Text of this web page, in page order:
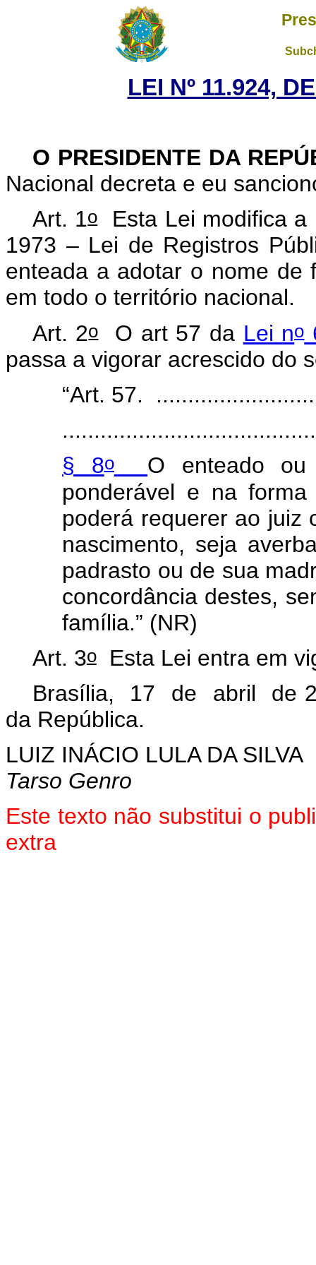
LEI Nº 11.924,
O PRESIDENTE DA
Nacional decreta e eu
Art. 1oEsta Lei modifica a
1973 – Lei de Registros
enteada a adotar o nome de
em todo o território nacional.
Art. 2oO art 57 da Lei no
passa a vigorar acrescido do
“Art. 57.
§ 8o
O enteado ou
ponderável e na
poderá requerer ao juiz
nascimento, seja
padrasto ou de sua
concordância destes,
família.” (NR)
Art. 3oEsta Lei entra em
Brasília, 17 de abril de
da República.
LUIZ INÁCIO LULA DA SILVA
Tarso Genro
Este texto não substitui o
extra